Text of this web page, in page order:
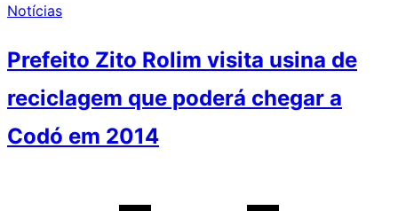
Notícias
Prefeito Zito Rolim visita usina de
reciclagem que poderá chegar a
Codó em 2014